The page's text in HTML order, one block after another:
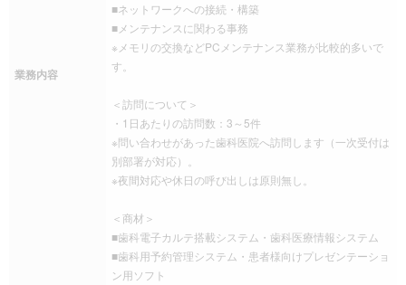
業務内容
■ネットワークへの接続・構築
■メンテナンスに関わる事務
※メモリの交換などPCメンテナンス業務が比較的多いで
す。
＜訪問について＞
・1日あたりの訪問数：3～5件
※問い合わせがあった歯科医院へ訪問します（一次受付は
別部署が対応）。
※夜間対応や休日の呼び出しは原則無し。
＜商材＞
■歯科電子カルテ搭載システム・歯科医療情報システム
■歯科用予約管理システム・患者様向けプレゼンテーショ
ン用ソフト